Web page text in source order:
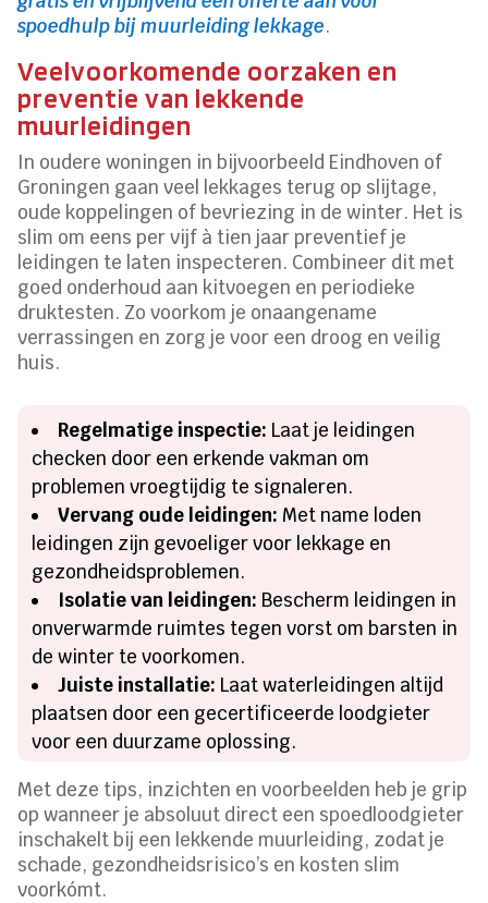
spoedhulp bij muurleiding lekkage.
Veelvoorkomende oorzaken en
preventie van lekkende
muurleidingen
In oudere woningen in bijvoorbeeld Eindhoven of
Groningen gaan veel lekkages terug op slijtage,
oude koppelingen of bevriezing in de winter. Het is
slim om eens per vijf à tien jaar preventief je
leidingen te laten inspecteren. Combineer dit met
goed onderhoud aan kitvoegen en periodieke
druktesten. Zo voorkom je onaangename
verrassingen en zorg je voor een droog en veilig
huis.
Regelmatige inspectie: Laat je leidingen
checken door een erkende vakman om
problemen vroegtijdig te signaleren.
Vervang oude leidingen: Met name loden
leidingen zijn gevoeliger voor lekkage en
gezondheidsproblemen.
Isolatie van leidingen: Bescherm leidingen in
onverwarmde ruimtes tegen vorst om barsten in
de winter te voorkomen.
Juiste installatie: Laat waterleidingen altijd
plaatsen door een gecertificeerde loodgieter
voor een duurzame oplossing.
Met deze tips, inzichten en voorbeelden heb je grip
op wanneer je absoluut direct een spoedloodgieter
inschakelt bij een lekkende muurleiding, zodat je
schade, gezondheidsrisico’s en kosten slim
voorkómt.